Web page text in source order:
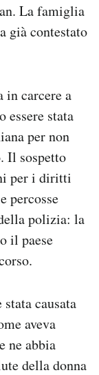
La famiglia
già contestato
in carcere a
essere stata
per non
Il sospetto
per i diritti
percosse
polizia: la
il paese
causata
aveva
ne abbia
della donna